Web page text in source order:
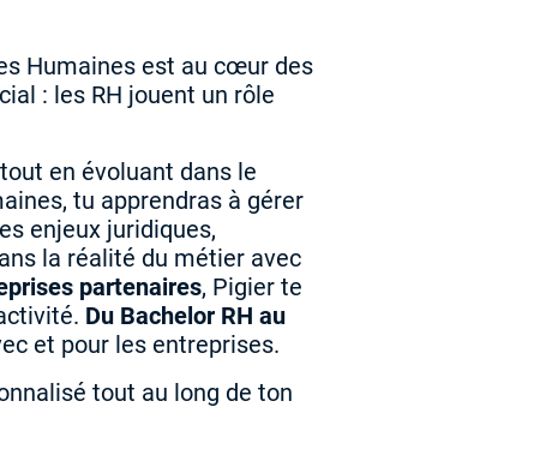
Humaines est au cœur des
: les RH jouent un rôle
en évoluant dans le
tu apprendras à gérer
enjeux juridiques,
la réalité du métier avec
partenaires, Pigier te
Du Bachelor RH au
et pour les entreprises.
tout au long de ton